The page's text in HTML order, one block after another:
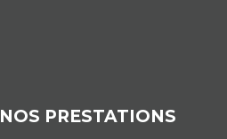
NOS PRESTATIONS